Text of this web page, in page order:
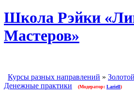
Школа Рэйки
Мастеров»
Курсы разных направлений »
Денежные практики
(Модератор: Lariell)